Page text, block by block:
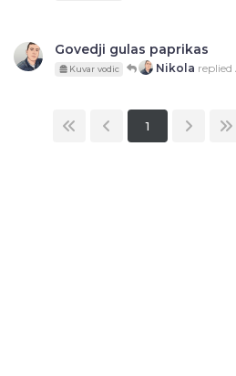
Govedji gulas paprikas
Kuvar vodic Nikola replied
1